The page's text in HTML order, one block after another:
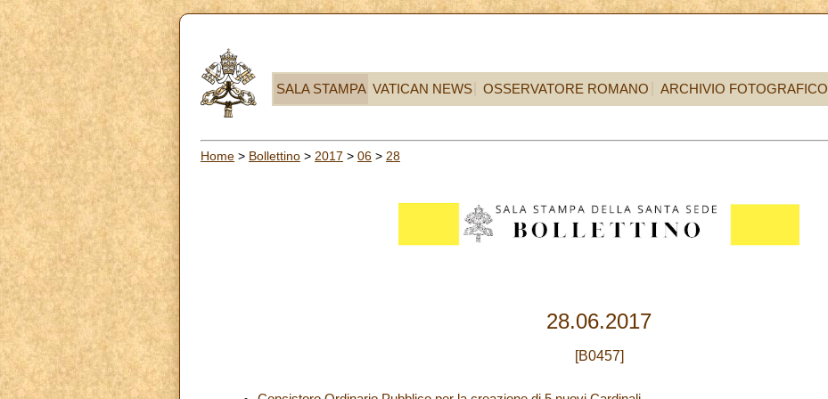
SALA STAMPA VATICAN NEWS OSSERVATORE ROMANO ARCHIVIO FOTOGRAFICO
Home > Bollettino > 2017 > 06 > 28
28.06.2017
[B0457]